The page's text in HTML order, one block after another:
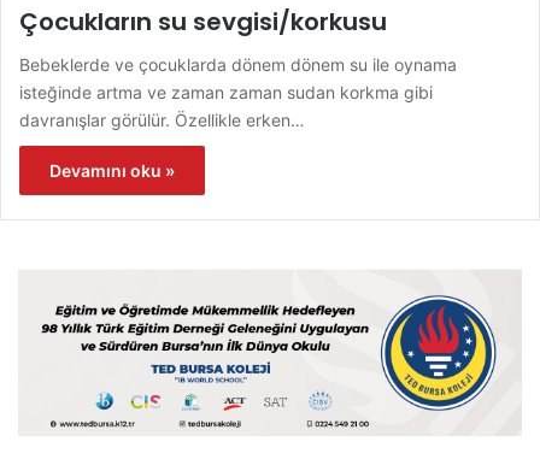
Çocukların su sevgisi/korkusu
Bebeklerde ve çocuklarda dönem dönem su ile oynama
isteğinde artma ve zaman zaman sudan korkma gibi
davranışlar görülür. Özellikle erken…
Devamını oku »